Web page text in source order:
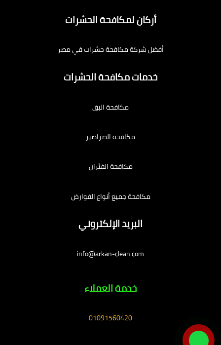
أركان لمكافحة الحشرات
أفضل شركة مكافحة حشرات في مصر
خدمات مكافحة الحشرات
مكافحة البق
مكافحة الصراصير
مكافحة الفئران
مكافحة جميع أنواع القوارض
البريد الإلكتروني
info@arkan-clean.com
خدمة العملاء
01091560420